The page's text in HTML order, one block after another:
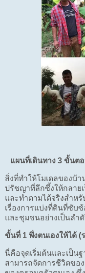
แผนที่เดินทาง 3 ขั้นต
สิ่งที่ทำให้โมเดลขอ
ปรัชญาที่ลึกซึ้งให้กลา
และทำตามได้จริงสำ
เรื่องการแบ่งที่ดินที่ซั
และชุมชนอย่างเป็นลำ
ขั้นที่ 1 พึ่งตนเองให้ได้ (
นี่คือจุดเริ่มต้นและเป็
สามารถจัดการชีวิตข